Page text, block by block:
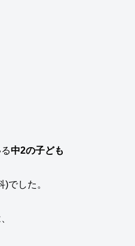
中2の子ども
)でした。